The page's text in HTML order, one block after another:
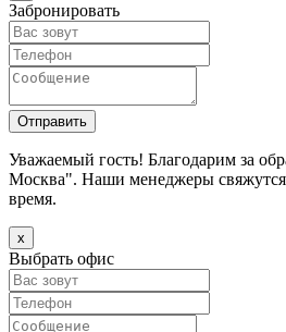
Забронировать
Уважаемый гость! Благодарим за
Москва". Наши менеджеры
время.
х
Выбрать офис